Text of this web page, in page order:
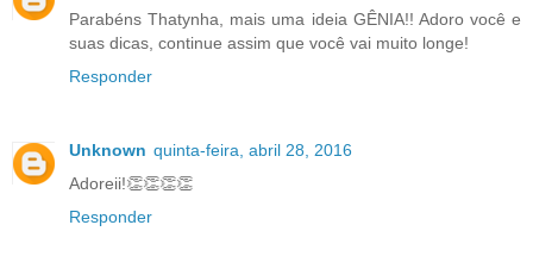
Parabéns Thatynha, mais uma ideia GÊNIA!! Adoro você e
suas dicas, continue assim que você vai muito longe!
Responder
Unknown quinta-feira, abril 28, 2016
Adoreii!👏👏👏👏
Responder